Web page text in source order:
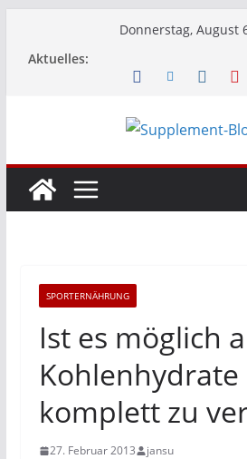
Donnerstag, August
Aktuelles:
SPORTERNÄHRUNG
Ist es möglich
Kohlenhydrate
komplett zu
27. Februar 2013 jansu